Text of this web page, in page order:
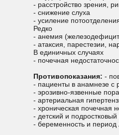
- расстройство зрения,
- снижение слуха
- усиление
Редко
- анемия
- атаксия, парестезии,
В единичных случаях
- почечная
Противопоказания: -
- пациенты в анамнезе с
- эрозивно-язвенные
- артериальная
- хроническая почечная
- детский и
- беременность и период